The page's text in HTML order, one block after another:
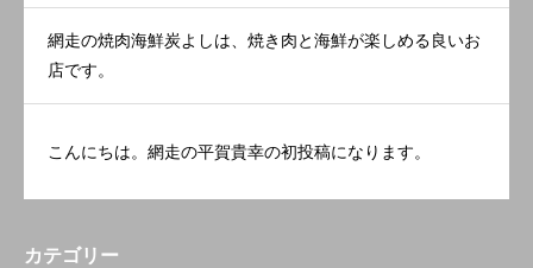
網走の焼肉海鮮炭よしは、焼き肉と海鮮が楽しめる良いお
店です。
こんにちは。網走の平賀貴幸の初投稿になります。
カテゴリー